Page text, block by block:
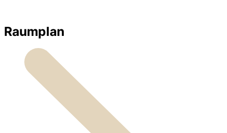
Raumplan